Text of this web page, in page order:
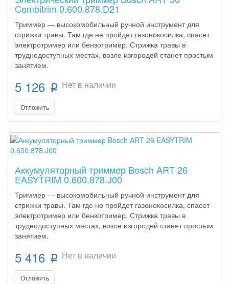
Combitrim 0.600.878.D21
Триммер — высокомобильный ручной инструмент для
стрижки травы. Там где не пройдет газонокосилка, спасет
электротример или бензотример. Стрижка травы в
труднодоступных местах, возле изгородей станет простым
занятием.
5 126 p Нет в наличии
Отложить
Аккумуляторный триммер Bosch ART 26
EASYTRIM 0.600.878.J00
Триммер — высокомобильный ручной инструмент для
стрижки травы. Там где не пройдет газонокосилка, спасет
электротример или бензотример. Стрижка травы в
труднодоступных местах, возле изгородей станет простым
занятием.
5 416 p Нет в наличии
Отложить